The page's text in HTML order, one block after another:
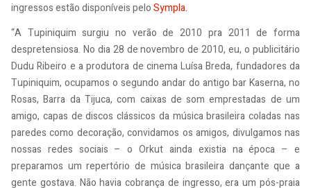
ingressos estão disponíveis peloSympla.
“A Tupiniquim surgiu no verão de 2010 pra 2011 de forma
despretensiosa. No dia 28 de novembro de 2010, eu, o publicitário
Dudu Ribeiro e a produtora de cinema Luísa Breda, fundadores da
Tupiniquim, ocupamos o segundo andar do antigo bar Kaserna, no
Rosas, Barra da Tijuca, com caixas de som emprestadas de um
amigo, capas de discos clássicos da música brasileira coladas nas
paredes como decoração, convidamos os amigos, divulgamos nas
nossas redes sociais – o Orkut ainda existia na época – e
preparamos um repertório de música brasileira dançante que a
gente gostava. Não havia cobrança de ingresso, era um pós-praia